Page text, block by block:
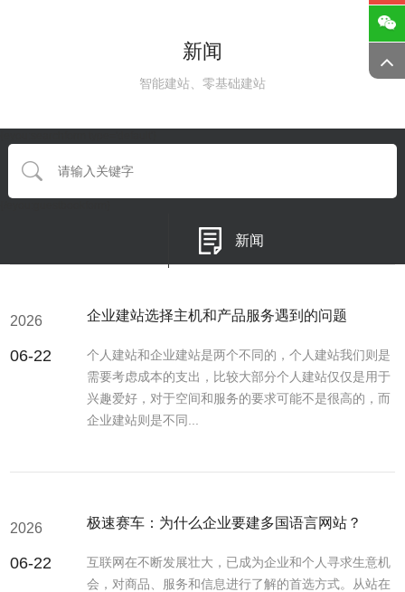
新闻
智能建站、零基础建站
新闻
2026
06-22
企业建站选择主机和产品服务遇到的问题
个人建站和企业建站是两个不同的，个人建站我们则是
需要考虑成本的支出，比较大部分个人建站仅仅是用于
兴趣爱好，对于空间和服务的要求可能不是很高的，而
企业建站则是不同...
2026
06-22
极速赛车：为什么企业要建多国语言网站？
互联网在不断发展壮大，已成为企业和个人寻求生意机
会，对商品、服务和信息进行了解的首选方式。从站在